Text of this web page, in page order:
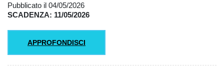
Pubblicato il 04/05/2026
SCADENZA: 11/05/2026
APPROFONDISCI